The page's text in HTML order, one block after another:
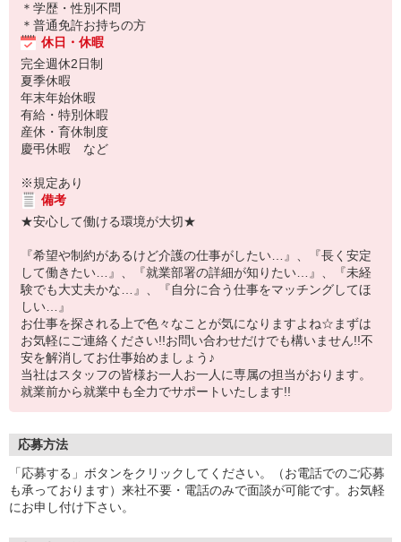
＊学歴・性別不問
＊普通免許お持ちの方
休日・休暇
完全週休2日制
夏季休暇
年末年始休暇
有給・特別休暇
産休・育休制度
慶弔休暇 など
※規定あり
備考
★安心して働ける環境が大切★
『希望や制約があるけど介護の仕事がしたい…』、『長く安定
して働きたい…』、『就業部署の詳細が知りたい…』、『未経
験でも大丈夫かな…』、『自分に合う仕事をマッチングしてほ
しい…』
お仕事を探される上で色々なことが気になりますよね☆まずは
お気軽にご連絡ください!!お問い合わせだけでも構いません!!不
安を解消してお仕事始めましょう♪
当社はスタッフの皆様お一人お一人に専属の担当がおります。
就業前から就業中も全力でサポートいたします!!
応募方法
「応募する」ボタンをクリックしてください。（お電話でのご応募
も承っております）来社不要・電話のみで面談が可能です。お気軽
にお申し付け下さい。